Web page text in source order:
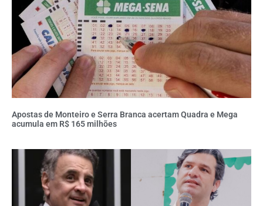
Apostas de Monteiro e Serra Branca acertam Quadra e Mega
acumula em R$ 165 milhões